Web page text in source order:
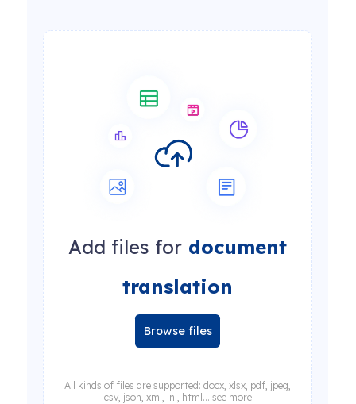
Add files for document
translation
Browse files
All kinds of files are supported: docx, xlsx, pdf, jpeg,
csv, json, xml, ini, html... see more